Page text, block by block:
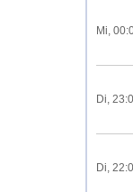
Mi,
Di,
Di,